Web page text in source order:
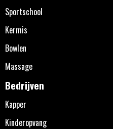
Sportschool
Kermis
Bowlen
Massage
Bedrijven
Kapper
Kinderopvang